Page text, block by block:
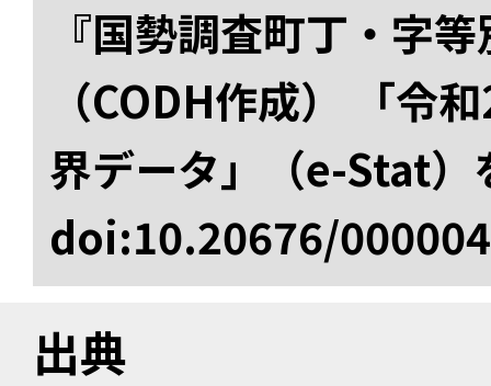
『国勢調査町丁・字
（CODH作成） 「令
界データ」（e-Stat）
doi:10.20676/
出典